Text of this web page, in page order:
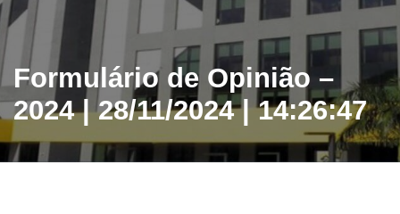
Formulário de Opinião –
2024 | 28/11/2024 | 14:26:47